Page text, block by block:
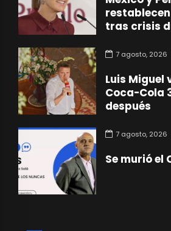
tras crisis
7 agosto, 2026
Luis Miguel
Coca-Cola
después
7 agosto, 2026
Se murió el